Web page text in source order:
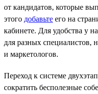
от кандидатов, которые
этого добавьте его на
кабинете. Для удобства у
для разных специалистов,
и маркетологов.
Переход к системе
сократить бесполезные